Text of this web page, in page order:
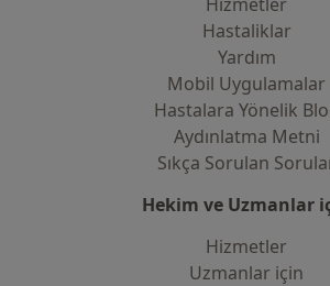
Hastaliklar
Yardım
Mobil Uygulamalar
Hastalara Yönelik
Aydınlatma Metni
Sıkça Sorulan
Hekim ve Uzmanlar
Hizmetler
Uzmanlar için